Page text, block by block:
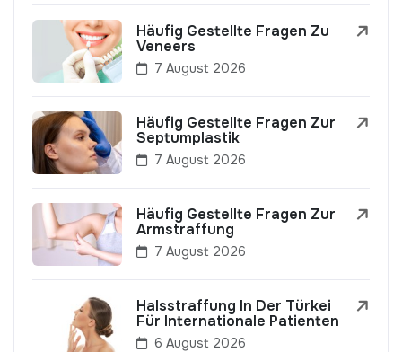
Häufig Gestellte Fragen Zu
Veneers
7 August 2026
Häufig Gestellte Fragen Zur
Septumplastik
7 August 2026
Häufig Gestellte Fragen Zur
Armstraffung
7 August 2026
Halsstraffung In Der Türkei
Für Internationale Patienten
6 August 2026